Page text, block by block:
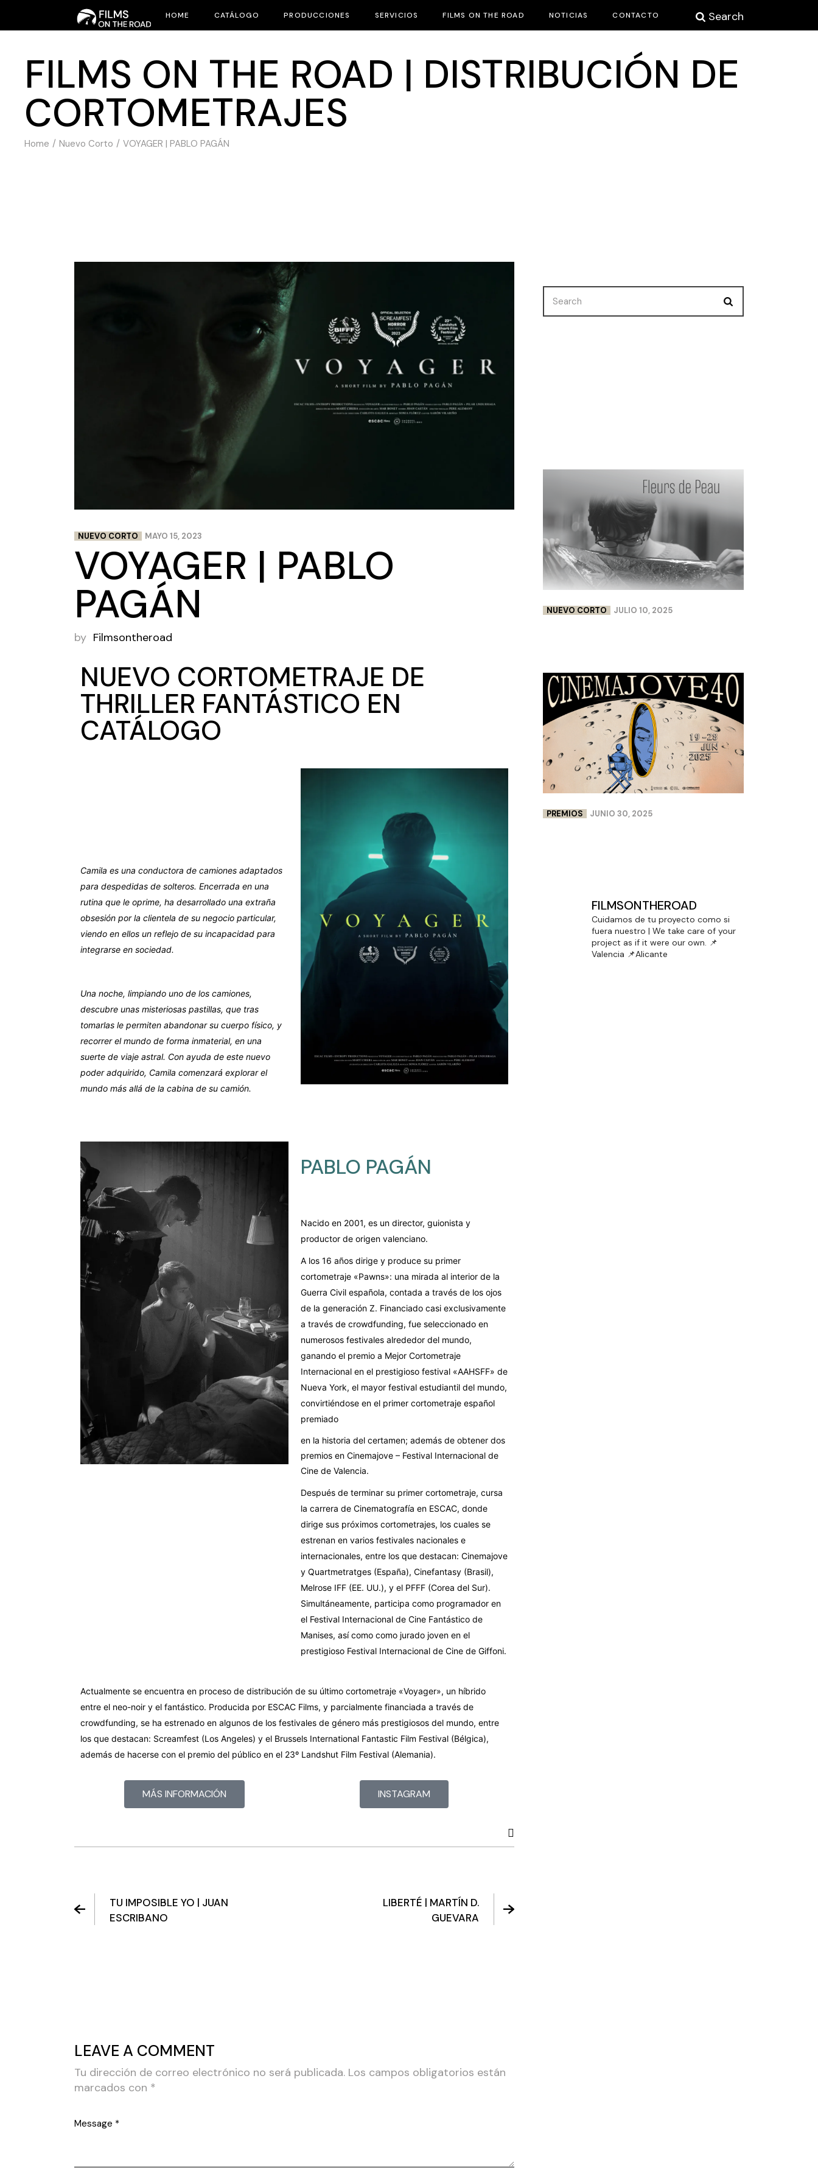
HOME CATÁLOGO PRODUCCIONES SERVICIOS FILMS ON THE ROAD NOTICIAS CONTACTO Search
FILMS ON THE ROAD | DISTRIBUCIÓN DE
CORTOMETRAJES
Home Nuevo Corto VOYAGER | PABLO PAGÁN
NUEVO CORTO MAYO 15, 2023
VOYAGER | PABLO
PAGÁN
by Filmsontheroad
NUEVO CORTOMETRAJE DE
THRILLER FANTÁSTICO EN
CATÁLOGO
Camila es una conductora de camiones adaptados
para despedidas de solteros. Encerrada en una
rutina que le oprime, ha desarrollado una extraña
obsesión por la clientela de su negocio particular,
viendo en ellos un reflejo de su incapacidad para
integrarse en sociedad.
Una noche, limpiando uno de los camiones,
descubre unas misteriosas pastillas, que tras
tomarlas le permiten abandonar su cuerpo físico, y
recorrer el mundo de forma inmaterial, en una
suerte de viaje astral. Con ayuda de este nuevo
poder adquirido, Camila comenzará explorar el
mundo más allá de la cabina de su camión.
PABLO PAGÁN
Nacido en 2001, es un director, guionista y
productor de origen valenciano.
A los 16 años dirige y produce su primer
cortometraje «Pawns»: una mirada al interior de la
Guerra Civil española, contada a través de los ojos
de la generación Z. Financiado casi exclusivamente
a través de crowdfunding, fue seleccionado en
numerosos festivales alrededor del mundo,
ganando el premio a Mejor Cortometraje
Internacional en el prestigioso festival «AAHSFF» de
Nueva York, el mayor festival estudiantil del mundo,
convirtiéndose en el primer cortometraje español
premiado
en la historia del certamen; además de obtener dos
premios en Cinemajove – Festival Internacional de
Cine de Valencia.
Después de terminar su primer cortometraje, cursa
la carrera de Cinematografía en ESCAC, donde
dirige sus próximos cortometrajes, los cuales se
estrenan en varios festivales nacionales e
internacionales, entre los que destacan: Cinemajove
y Quartmetratges (España), Cinefantasy (Brasil),
Melrose IFF (EE. UU.), y el PFFF (Corea del Sur).
Simultáneamente, participa como programador en
el Festival Internacional de Cine Fantástico de
Manises, así como como jurado joven en el
prestigioso Festival Internacional de Cine de Giffoni.
Actualmente se encuentra en proceso de distribución de su último cortometraje «Voyager», un híbrido
entre el neo-noir y el fantástico. Producida por ESCAC Films, y parcialmente financiada a través de
crowdfunding, se ha estrenado en algunos de los festivales de género más prestigiosos del mundo, entre
los que destacan: Screamfest (Los Angeles) y el Brussels International Fantastic Film Festival (Bélgica),
además de hacerse con el premio del público en el 23º Landshut Film Festival (Alemania).
MÁS INFORMACIÓN INSTAGRAM
TU IMPOSIBLE YO | JUAN
ESCRIBANO
LIBERTÉ | MARTÍN D.
GUEVARA
LEAVE A COMMENT
Tu dirección de correo electrónico no será publicada. Los campos obligatorios están
marcados con *
NUEVO CORTO JULIO 10, 2025
PREMIOS JUNIO 30, 2025
FILMSONTHEROAD
Cuidamos de tu proyecto como si
fuera nuestro | We take care of your
project as if it were our own. 📌
Valencia 📌Alicante